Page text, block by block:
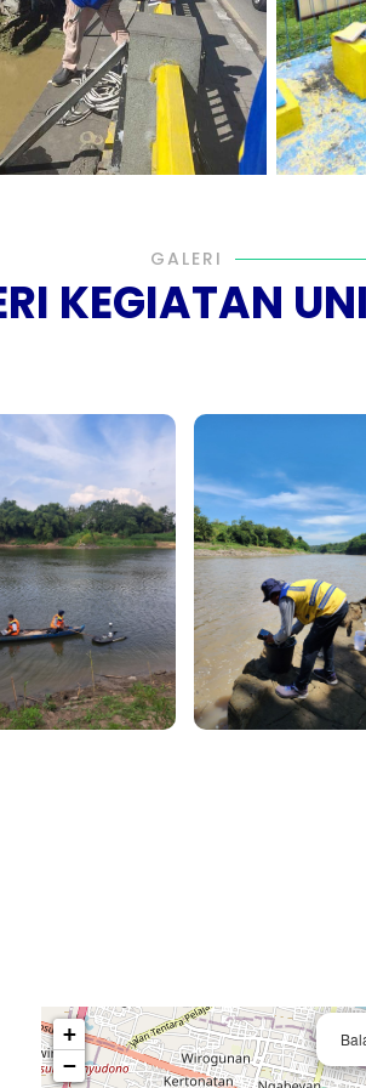
GALERI
KEGIATAN
+
−